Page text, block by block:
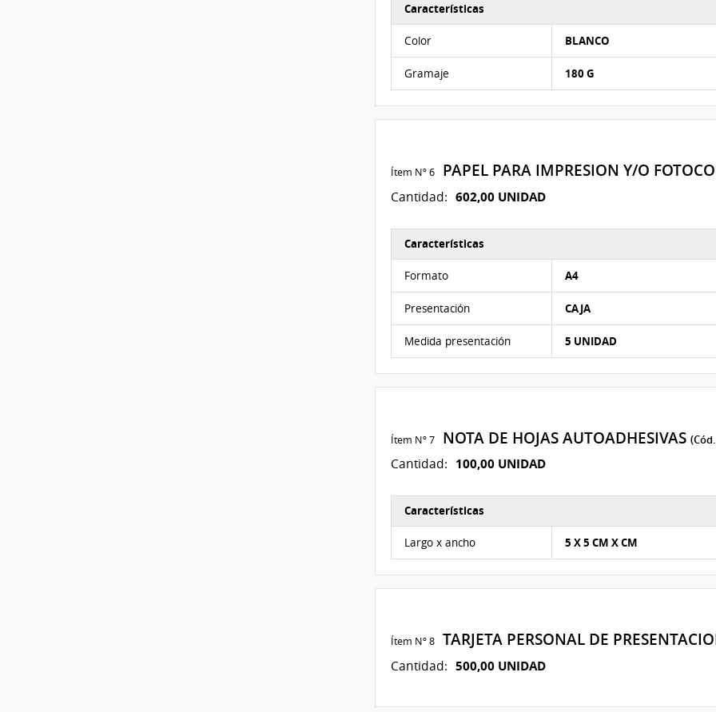
Características
Color BLANCO
Gramaje 180 G
Ítem Nº 6PAPEL PARA IMPRESION Y/O
Cantidad: 602,00 UNIDAD
Características del Ítem Nº 6
Características
Formato A4
Presentación CAJA
Medida presentación 5 UNIDAD
Ítem Nº 7NOTA DE HOJAS AUTOADHESIVAS
Cantidad: 100,00 UNIDAD
Características
Largo x ancho 5 X 5 CM X CM
Ítem Nº 8TARJETA PERSONAL DE
Cantidad: 500,00 UNIDAD